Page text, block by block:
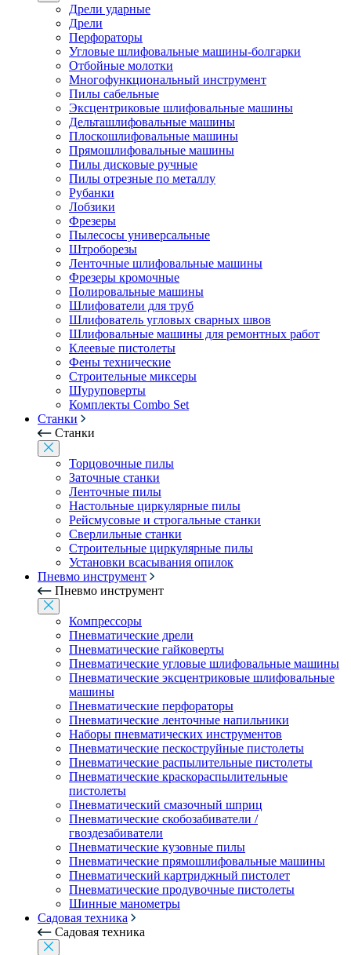
Дрели ударные
Дрели
Перфораторы
Угловые шлифовальные машины-болгарки
Отбойные молотки
Многофункциональный инструмент
Пилы сабельные
Эксцентриковые шлифовальные машины
Дельташлифовальные машины
Плоскошлифовальные машины
Прямошлифовальные машины
Пилы дисковые ручные
Пилы отрезные по металлу
Рубанки
Лобзики
Фрезеры
Пылесосы универсальные
Штроборезы
Ленточные шлифовальные машины
Фрезеры кромочные
Полировальные машины
Шлифователи для труб
Шлифователь угловых сварных швов
Шлифовальные машины для ремонтных работ
Клеевые пистолеты
Фены технические
Строительные миксеры
Шуруповерты
Комплекты Combo Set
Станки
Станки
Торцовочные пилы
Заточные станки
Ленточные пилы
Настольные циркулярные пилы
Рейсмусовые и строгальные станки
Сверлильные станки
Строительные циркулярные пилы
Установки всасывания опилок
Пневмо инструмент
Пневмо инструмент
Компрессоры
Пневматические дрели
Пневматические гайковерты
Пневматические угловые шлифовальные машины
Пневматические эксцентриковые шлифовальные
машины
Пневматические перфораторы
Пневматические ленточные напильники
Наборы пневматических инструментов
Пневматические пескоструйные пистолеты
Пневматические распылительные пистолеты
Пневматические краскораспылительные
пистолеты
Пневматический смазочный шприц
Пневматические скобозабиватели /
гвоздезабиватели
Пневматические кузовные пилы
Пневматические прямошлифовальные машины
Пневматический картриджный пистолет
Пневматические продувочные пистолеты
Шинные манометры
Садовая техника
Садовая техника